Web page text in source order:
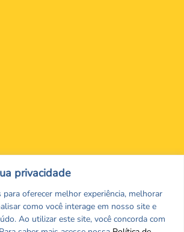
privacidade
para oferecer melhor experiência, melhorar
como você interage em nosso site e
Ao utilizar este site, você concorda com